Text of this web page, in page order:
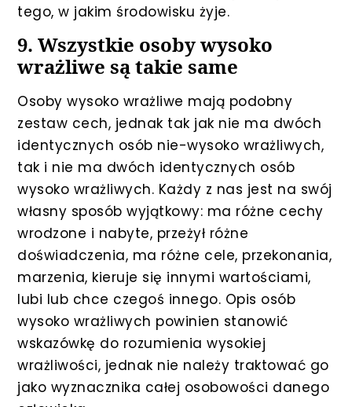
tego, w jakim środowisku żyje.
9. Wszystkie osoby wysoko
wrażliwe są takie same
Osoby wysoko wrażliwe mają podobny
zestaw cech, jednak tak jak nie ma dwóch
identycznych osób nie-wysoko wrażliwych,
tak i nie ma dwóch identycznych osób
wysoko wrażliwych. Każdy z nas jest na swój
własny sposób wyjątkowy: ma różne cechy
wrodzone i nabyte, przeżył różne
doświadczenia, ma różne cele, przekonania,
marzenia, kieruje się innymi wartościami,
lubi lub chce czegoś innego. Opis osób
wysoko wrażliwych powinien stanowić
wskazówkę do rozumienia wysokiej
wrażliwości, jednak nie należy traktować go
jako wyznacznika całej osobowości danego